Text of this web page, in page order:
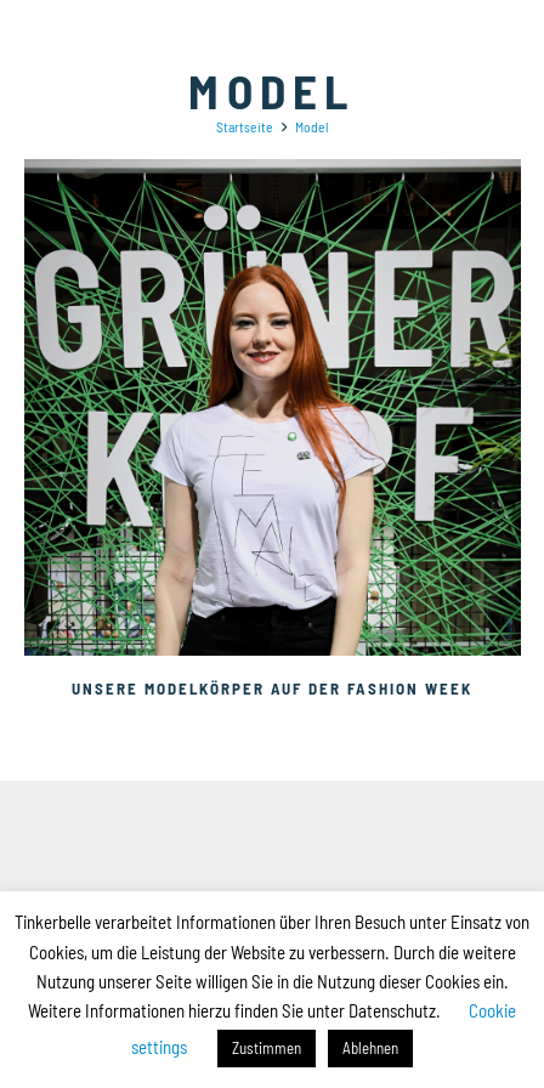
MODEL
Startseite Model
UNSERE MODELKÖRPER AUF DER FASHION WEEK
Tinkerbelle verarbeitet Informationen über Ihren Besuch unter Einsatz von
Cookies, um die Leistung der Website zu verbessern. Durch die weitere
Nutzung unserer Seite willigen Sie in die Nutzung dieser Cookies ein.
Weitere Informationen hierzu finden Sie unter Datenschutz.
Cookie
settings
Zustimmen Ablehnen